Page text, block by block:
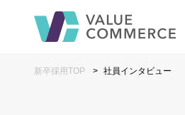
新卒採用TOP 社員インタビュー